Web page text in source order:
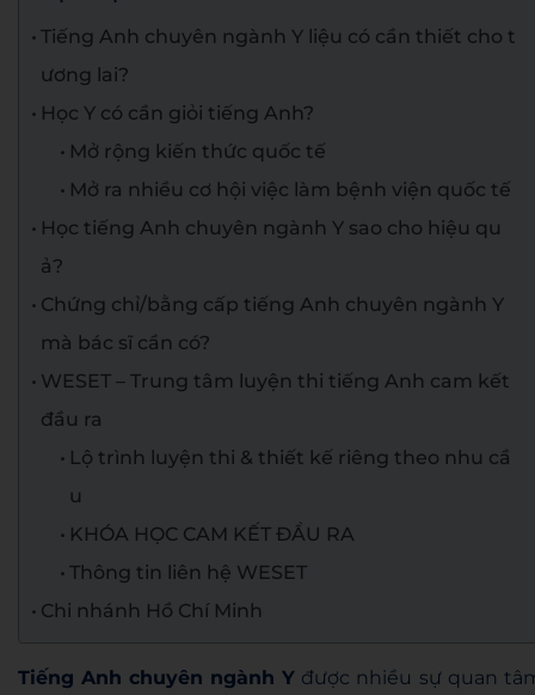
Tiếng Anh chuyên ngành Y liệu có cần thiết cho t
ương lai?
Học Y có cần giỏi tiếng Anh?
Mở rộng kiến thức quốc tế
Mở ra nhiều cơ hội việc làm bệnh viện quốc tế
Học tiếng Anh chuyên ngành Y sao cho hiệu qu
ả?
Chứng chỉ/bằng cấp tiếng Anh chuyên ngành Y
mà bác sĩ cần có?
WESET – Trung tâm luyện thi tiếng Anh cam kết
đầu ra
Lộ trình luyện thi & thiết kế riêng theo nhu cầ
u
KHÓA HỌC CAM KẾT ĐẦU RA
Thông tin liên hệ WESET
Chi nhánh Hồ Chí Minh
Tiếng Anh chuyên ngành Y được nhiều sự quan